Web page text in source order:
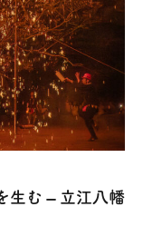
生む – 立江八幡